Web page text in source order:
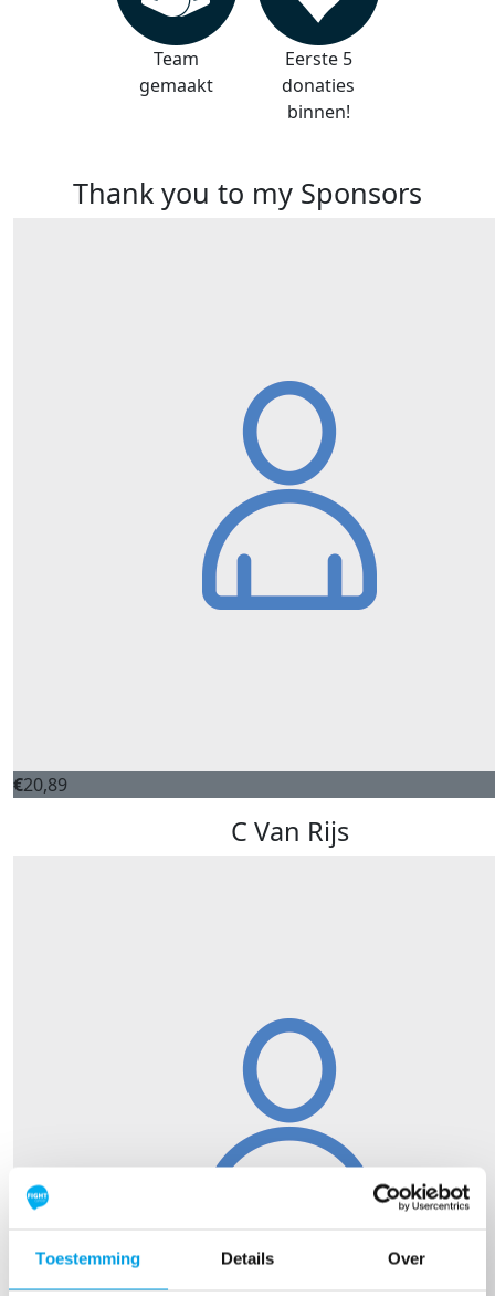
Toestemming Details Over
Team
gemaakt
Eerste 5
donaties
binnen!
Thank you to my Sponsors
€20,89
C Van Rijs